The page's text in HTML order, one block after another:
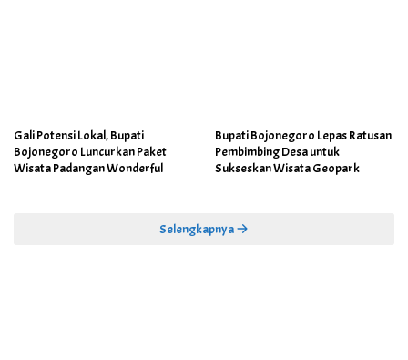
Gali Potensi Lokal, Bupati
Bojonegoro Luncurkan Paket
Wisata Padangan Wonderful
Bupati Bojonegoro Lepas Ratusan
Pembimbing Desa untuk
Sukseskan Wisata Geopark
Selengkapnya